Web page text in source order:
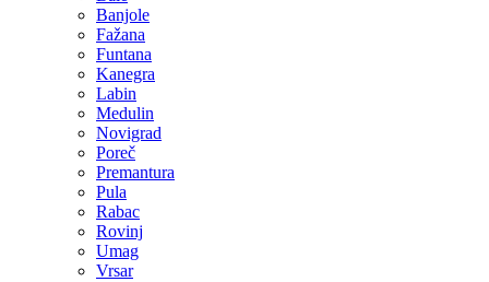
Banjole
Fažana
Funtana
Kanegra
Labin
Medulin
Novigrad
Poreč
Premantura
Pula
Rabac
Rovinj
Umag
Vrsar